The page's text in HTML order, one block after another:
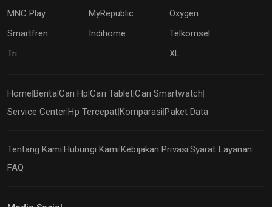
MNC Play
MyRepublic
Oxygen
Smartfren
Indihome
Telkomsel
Tri
XL
Home|Berita|Cari Hp|Cari Tablet|Cari Smartwatch|
Service Center|Hp Tercepat|Komparasi|Paket Data
Tentang Kami Hubungi Kami Kebijakan Privasi Syarat Layanan
FAQ